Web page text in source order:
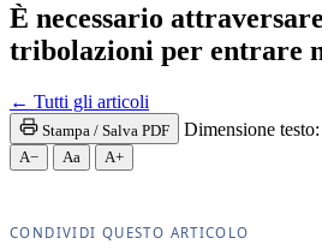
È necessario
tribolazioni per entrare
← Tutti gli articoli
Stampa / Salva PDF Dimensione testo:
A− Aa A+
CONDIVIDI QUESTO ARTICOLO